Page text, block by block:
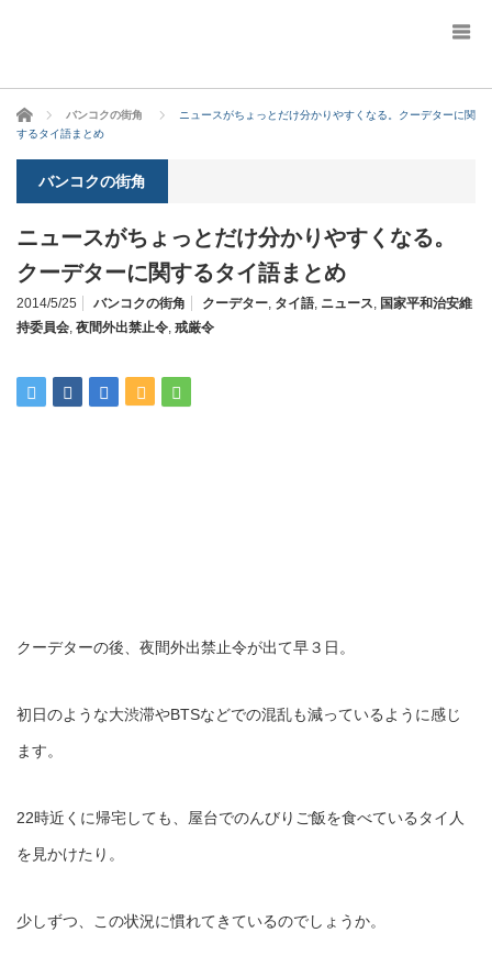
ホーム バンコクの街角
ニュースがちょっとだけ分かりやすくなる。クーデターに関
するタイ語まとめ
バンコクの街角
ニュースがちょっとだけ分かりやすくなる。
クーデターに関するタイ語まとめ
2014/5/25 バンコクの街角 クーデター, タイ語, ニュース, 国家平和治安維
持委員会, 夜間外出禁止令, 戒厳令
クーデターの後、夜間外出禁止令が出て早３日。
初日のような大渋滞やBTSなどでの混乱も減っているように感じ
ます。
22時近くに帰宅しても、屋台でのんびりご飯を食べているタイ人
を見かけたり。
少しずつ、この状況に慣れてきているのでしょうか。